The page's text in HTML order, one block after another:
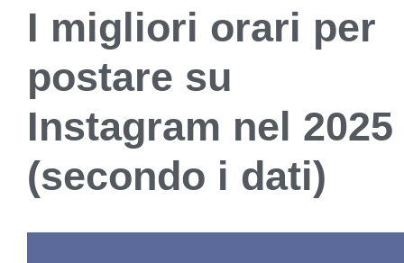
I migliori orari per
postare su
Instagram nel 2025
(secondo i dati)